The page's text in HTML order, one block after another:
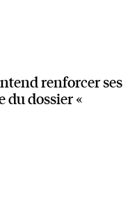
renforcer ses
du dossier «